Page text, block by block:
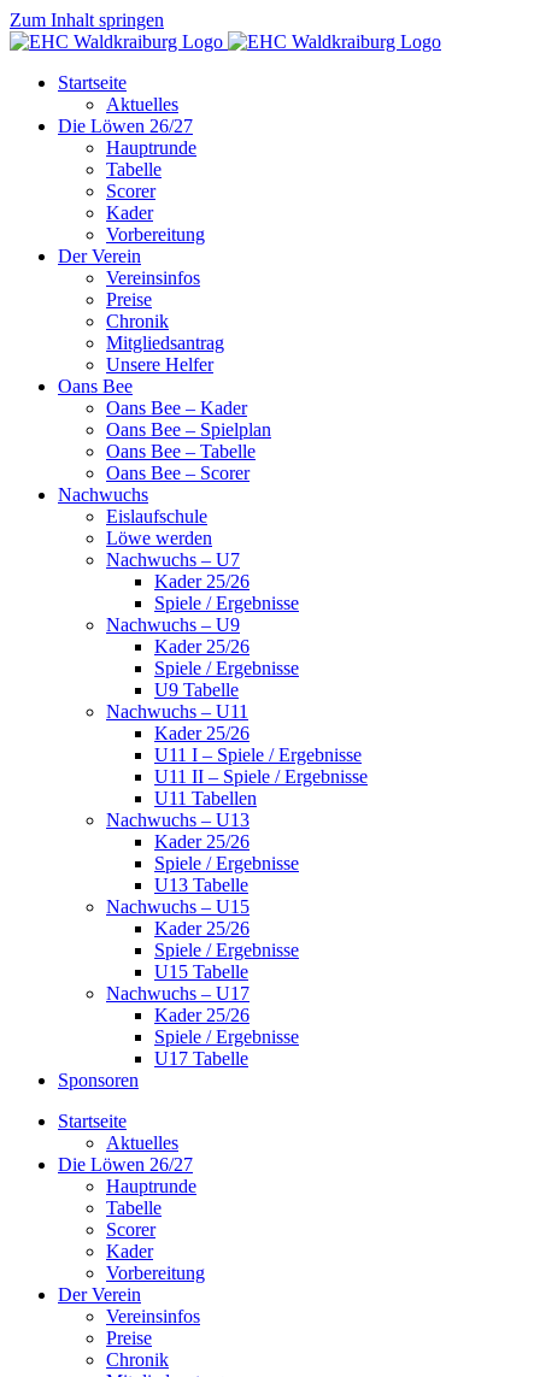
Zum Inhalt springen
Startseite
Aktuelles
Die Löwen 26/27
Hauptrunde
Tabelle
Scorer
Kader
Vorbereitung
Der Verein
Vereinsinfos
Preise
Chronik
Mitgliedsantrag
Unsere Helfer
Oans Bee
Oans Bee – Kader
Oans Bee – Spielplan
Oans Bee – Tabelle
Oans Bee – Scorer
Nachwuchs
Eislaufschule
Löwe werden
Nachwuchs – U7
Kader 25/26
Spiele / Ergebnisse
Nachwuchs – U9
Kader 25/26
Spiele / Ergebnisse
U9 Tabelle
Nachwuchs – U11
Kader 25/26
U11 I – Spiele / Ergebnisse
U11 II – Spiele / Ergebnisse
U11 Tabellen
Nachwuchs – U13
Kader 25/26
Spiele / Ergebnisse
U13 Tabelle
Nachwuchs – U15
Kader 25/26
Spiele / Ergebnisse
U15 Tabelle
Nachwuchs – U17
Kader 25/26
Spiele / Ergebnisse
U17 Tabelle
Sponsoren
Startseite
Aktuelles
Die Löwen 26/27
Hauptrunde
Tabelle
Scorer
Kader
Vorbereitung
Der Verein
Vereinsinfos
Preise
Chronik